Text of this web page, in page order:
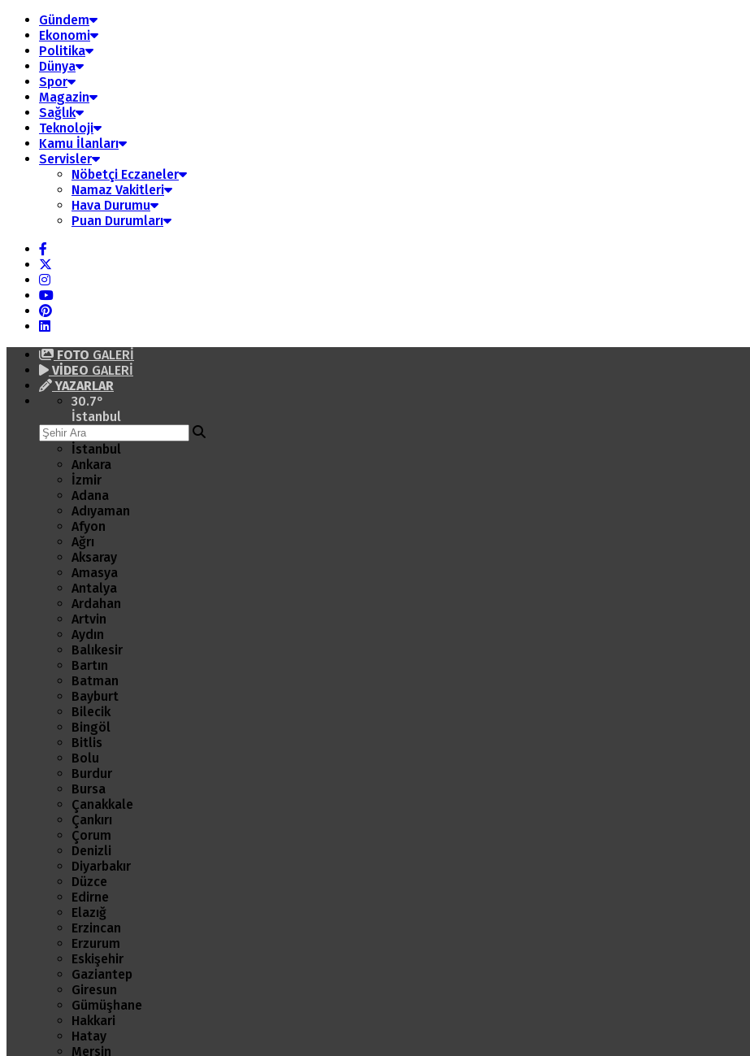
Gündem
Ekonomi
Politika
Dünya
Spor
Magazin
Sağlık
Teknoloji
Kamu İlanları
Servisler
Nöbetçi Eczaneler
Namaz Vakitleri
Hava Durumu
Puan Durumları
FOTO GALERİ
VİDEO GALERİ
YAZARLAR
30.7°
İstanbul
İstanbul
Ankara
İzmir
Adana
Adıyaman
Afyon
Ağrı
Aksaray
Amasya
Antalya
Ardahan
Artvin
Aydın
Balıkesir
Bartın
Batman
Bayburt
Bilecik
Bingöl
Bitlis
Bolu
Burdur
Bursa
Çanakkale
Çankırı
Çorum
Denizli
Diyarbakır
Düzce
Edirne
Elazığ
Erzincan
Erzurum
Eskişehir
Gaziantep
Giresun
Gümüşhane
Hakkari
Hatay
Mersin